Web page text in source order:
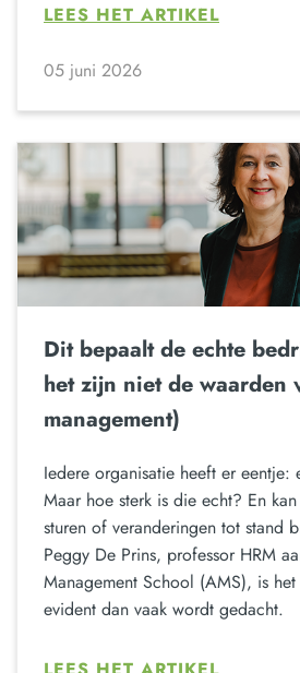
LEES HET ARTIKEL
05 juni 2026
Dit bepaalt de echte
het zijn niet de waarden
management)
Iedere organisatie heeft er eentje:
Maar hoe sterk is die echt? En
sturen of veranderingen tot stand
Peggy De Prins, professor HRM
Management School (AMS), is
evident dan vaak wordt gedacht.